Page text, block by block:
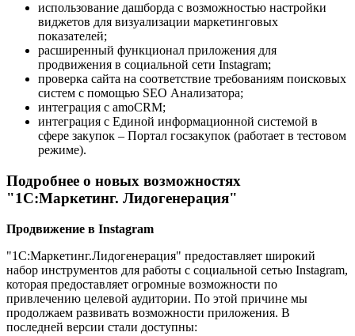
использование дашборда с возможностью настройки
виджетов для визуализации маркетинговых
показателей;
расширенный функционал приложения для
продвижения в социальной сети Instagram;
проверка сайта на соответствие требованиям поисковых
систем с помощью SEO Анализатора;
интеграция с amoCRM;
интеграция с Единой информационной системой в
сфере закупок – Портал госзакупок (работает в тестовом
режиме).
Подробнее о новых возможностях
"1С:Маркетинг. Лидогенерация"
Продвижение в Instagram
"1С:Маркетинг.Лидогенерация" предоставляет широкий
набор инструментов для работы с социальной сетью Instagram,
которая предоставляет огромные возможности по
привлечению целевой аудитории. По этой причине мы
продолжаем развивать возможности приложения. В
последней версии стали доступны: